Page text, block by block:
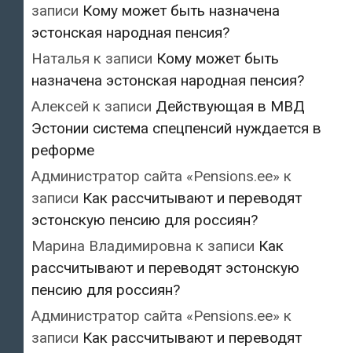
записи Кому может быть назначена
эстонская народная пенсия?
Наталья к записи Кому может быть
назначена эстонская народная пенсия?
Алексей к записи Действующая в МВД
Эстонии система спецпенсий нуждается в
реформе
Администратор сайта «Pensions.ee» к
записи Как рассчитывают и переводят
эстонскую пенсию для россиян?
Марина Владимировна к записи Как
рассчитывают и переводят эстонскую
пенсию для россиян?
Администратор сайта «Pensions.ee» к
записи Как рассчитывают и переводят